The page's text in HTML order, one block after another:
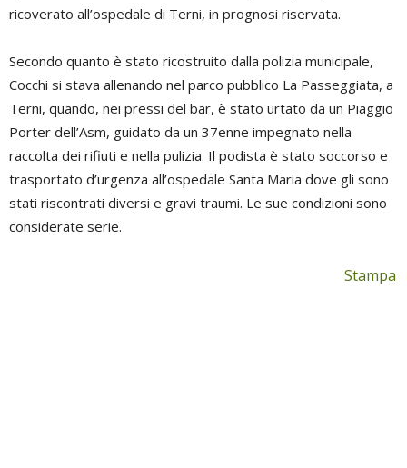
ricoverato all’ospedale di Terni, in prognosi riservata.
Secondo quanto è stato ricostruito dalla polizia municipale,
Cocchi si stava allenando nel parco pubblico La Passeggiata, a
Terni, quando, nei pressi del bar, è stato urtato da un Piaggio
Porter dell’Asm, guidato da un 37enne impegnato nella
raccolta dei rifiuti e nella pulizia. Il podista è stato soccorso e
trasportato d’urgenza all’ospedale Santa Maria dove gli sono
stati riscontrati diversi e gravi traumi. Le sue condizioni sono
considerate serie.
Stampa